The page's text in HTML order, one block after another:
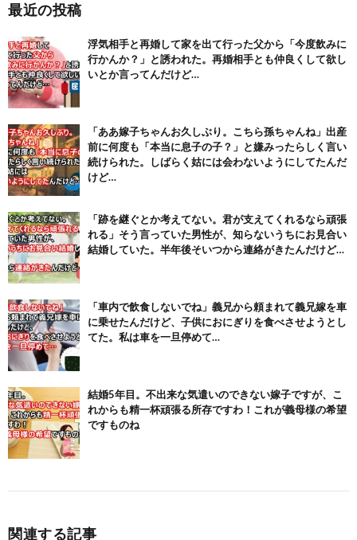
【注目】熊本地震、28人死亡（30日午前6:30時点）
舌を絡ませて、唾液交換して── ちゅっちゅしながらの濃厚エッ...
(7/30)
【パリピ孔明】アニオリ場面も高評価「パリピ」続編への期待が高...
(6/22)
【画像】テイルズで一番マ〇コ舐めまわしたい女の子ｗｗｗｗｗ
(6/22)
Powered by livedoor 相互RSS
最近の投稿
浮気相手と再婚して家を出て行った父から「今度飲みに
行かんか？」と誘われた。再婚相手とも仲良くして欲し
いとか言ってんだけど…
「ああ嫁子ちゃんお久しぶり。こちら孫ちゃんね」出産
前に何度も「本当に息子の子？」と嫌みったらしく言い
続けられた。しばらく姑には会わないようにしてたんだ
けど…
「跡を継ぐとか考えてない。君が支えてくれるなら頑張
れる」そう言っていた男性が、知らないうちにお見合い
結婚していた。半年後そいつから連絡がきたんだけど…
「車内で飲食しないでね」義兄から頼まれて義兄嫁を車
に乗せたんだけど、子供におにぎりを食べさせようとし
てた。私は車を一旦停めて…
結婚5年目。不出来な気遣いのできない嫁子ですが、こ
れからも精一杯頑張る所存ですわ！これが義母様の希望
ですものね
関連する記事